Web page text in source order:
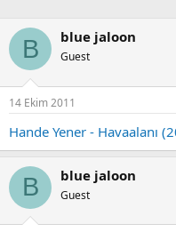
B blue jaloon
Guest
14 Ekim 2011
Hande Yener - Havaalanı
B blue jaloon
Guest